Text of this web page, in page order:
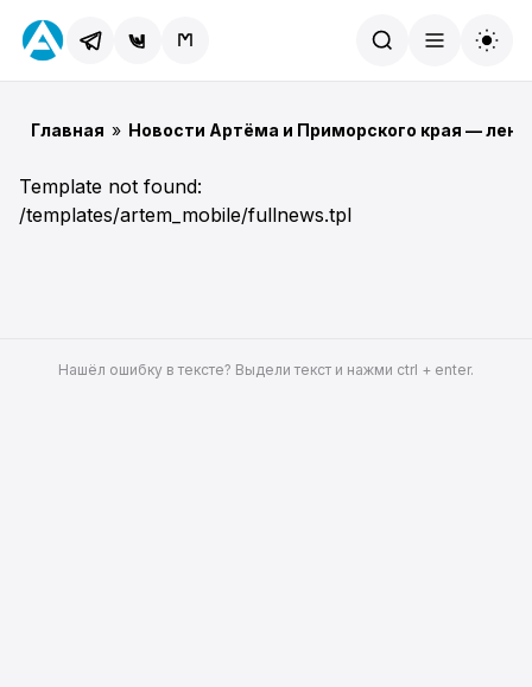
Главная » Новости Артёма и Приморского края —
Template not found:
/templates/artem_mobile/fullnews.tpl
Нашёл ошибку в тексте? Выдели текст и нажми ctrl + enter.